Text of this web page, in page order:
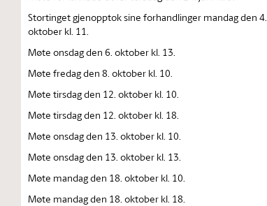
Stortinget gjenopptok sine forhandlinger mandag den 4.
oktober kl. 11.
Møte onsdag den 6. oktober kl. 13.
Møte fredag den 8. oktober kl. 10.
Møte tirsdag den 12. oktober kl. 10.
Møte tirsdag den 12. oktober kl. 18.
Møte onsdag den 13. oktober kl. 10.
Møte onsdag den 13. oktober kl. 13.
Møte mandag den 18. oktober kl. 10.
Møte mandag den 18. oktober kl. 18.